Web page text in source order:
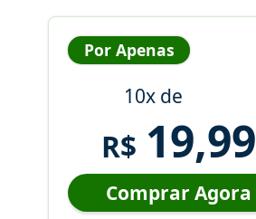
Por Apenas
10x de
R$ 19,99
Comprar Agora